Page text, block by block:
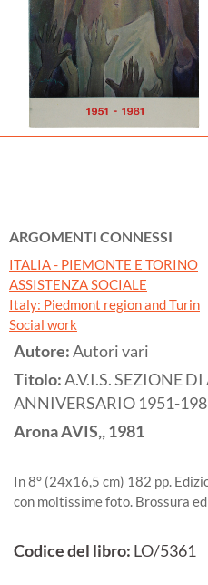
ARGOMENTI CONNESSI
ITALIA - PIEMONTE E TORINO
ASSISTENZA SOCIALE
Italy: Piedmont region and Turin
Social work
Autore:Autori vari
Titolo:A.V.I.S. SEZIONE
ANNIVERSARIO 1951-
AronaAVIS,,1981
In 8° (24x16,5 cm) 182 pp.
con moltissime foto. Brossura
Codice del libro: LO/5361